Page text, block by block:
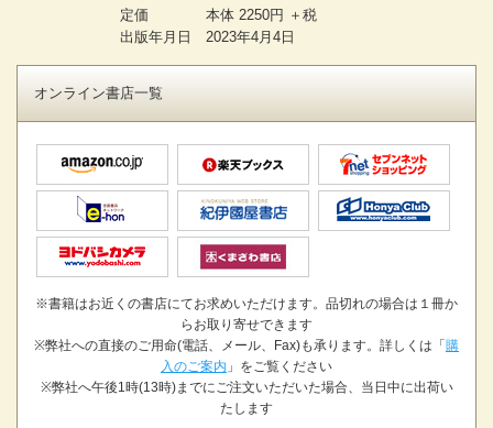
定価
本体 2250円 ＋税
出版年月日
2023年4月4日
オンライン書店一覧
※書籍はお近くの書店にてお求めいただけます。品切れの場合は１冊か
らお取り寄せできます
※弊社への直接のご用命(電話、メール、Fax)も承ります。詳しくは「購
入のご案内 」をご覧ください
※弊社へ午後1時(13時)までにご注文いただいた場合、当日中に出荷い
たします